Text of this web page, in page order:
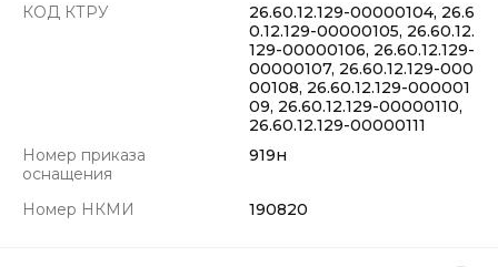
КОД КТРУ
26.60.12.129-00000104, 26.6
0.12.129-00000105, 26.60.12.
129-00000106, 26.60.12.129-
00000107, 26.60.12.129-000
00108, 26.60.12.129-000001
09, 26.60.12.129-00000110,
26.60.12.129-00000111
Номер приказа
оснащения
919н
Номер НКМИ 190820